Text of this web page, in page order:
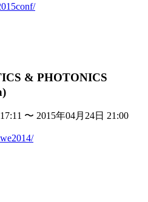
& PHOTONICS
〜 2015年04月24日 21:00